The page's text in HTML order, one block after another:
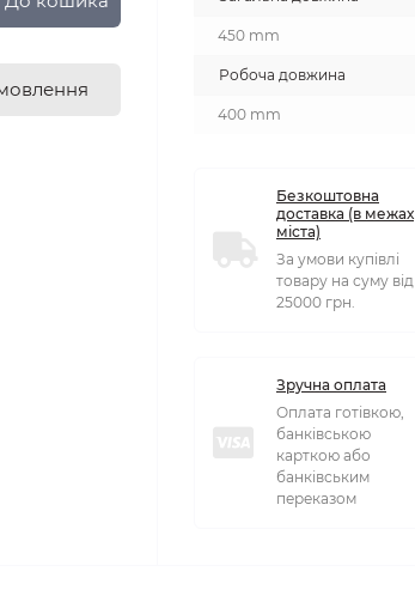
450 mm
Робоча довжина
400 mm
Безкоштовна
доставка (в межах
міста)
За умови купівлі
товару на суму від
25000 грн.
Зручна оплата
Оплата готівкою,
банківською
карткою або
банківським
переказом